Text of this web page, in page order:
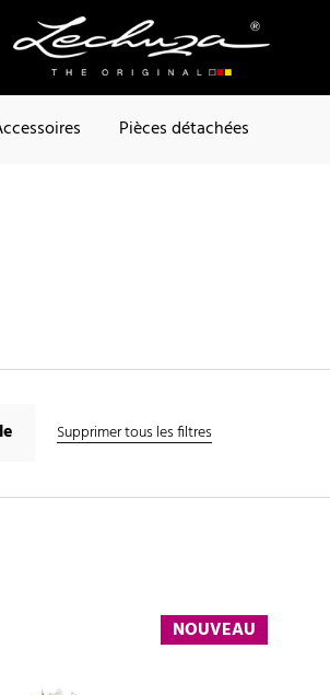
Pièces détachées
Supprimer tous les filtres
NOUVEAU